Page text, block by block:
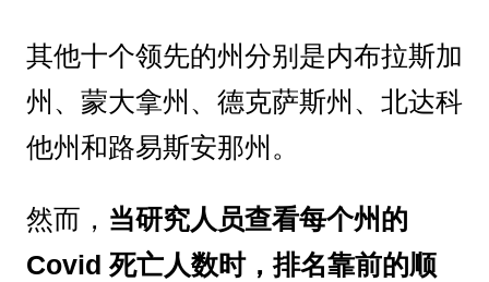
其他十个领先的州分别是内布拉斯加
州、蒙大拿州、德克萨斯州、北达科
他州和路易斯安那州。
然而， 当研究人员查看每个州的
Covid 死亡人数时，排名靠前的顺